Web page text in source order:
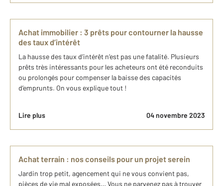
Achat immobilier : 3 prêts pour contourner la hausse
des taux d’intérêt
La hausse des taux d’intérêt n’est pas une fatalité. Plusieurs
prêts très intéressants pour les acheteurs ont été reconduits
ou prolongés pour compenser la baisse des capacités
d’emprunts. On vous explique tout !
Lire plus 04 novembre 2023
Achat terrain : nos conseils pour un projet serein
Jardin trop petit, agencement qui ne vous convient pas,
pièces de vie mal exposées… Vous ne parvenez pas à trouver